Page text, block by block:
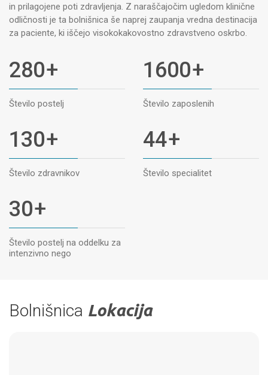
in prilagojene poti zdravljenja. Z naraščajočim ugledom klinične
odličnosti je ta bolnišnica še naprej zaupanja vredna destinacija
za paciente, ki iščejo visokokakovostno zdravstveno oskrbo.
280+
Število postelj
1600+
Število zaposlenih
130+
Število zdravnikov
44+
Število specialitet
30+
Število postelj na oddelku za
intenzivno nego
Bolnišnica Lokacija